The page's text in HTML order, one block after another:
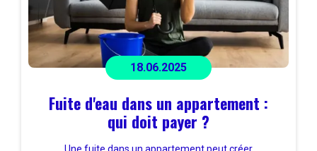
18.06.2025
Fuite d'eau dans un appartement :
qui doit payer ?